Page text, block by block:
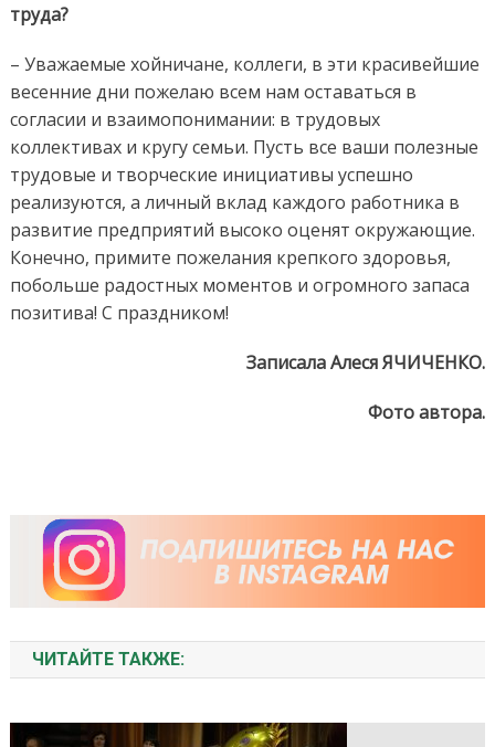
труда?
– Уважаемые хойничане, коллеги, в эти красивейшие
весенние дни пожелаю всем нам оставаться в
согласии и взаимопонимании: в трудовых
коллективах и кругу семьи. Пусть все ваши полезные
трудовые и творческие инициативы успешно
реализуются, а личный вклад каждого работника в
развитие предприятий высоко оценят окружающие.
Конечно, примите пожелания крепкого здоровья,
побольше радостных моментов и огромного запаса
позитива! С праздником!
Записала Алеся ЯЧИЧЕНКО.
Фото автора.
ЧИТАЙТЕ ТАКЖЕ: